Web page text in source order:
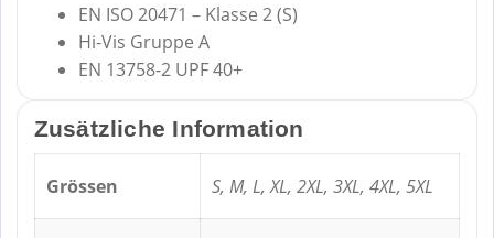
EN ISO 20471 – Klasse 2 (S)
Hi-Vis Gruppe A
EN 13758-2 UPF 40+
Zusätzliche Information
Grössen S, M, L, XL, 2XL, 3XL, 4XL, 5XL